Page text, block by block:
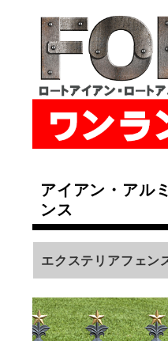
アイアン・アル
ンス
エクステリアフェン